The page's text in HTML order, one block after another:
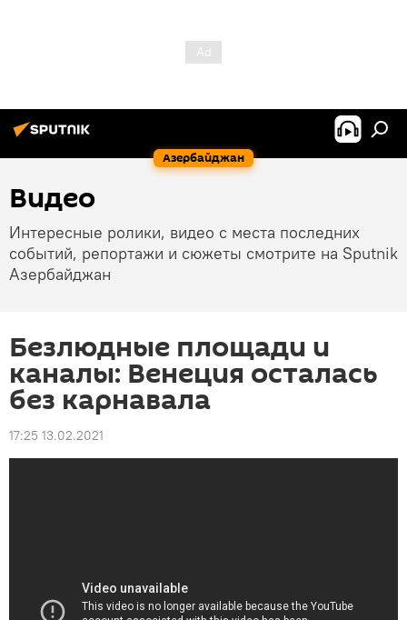
Азербайджан
Видео
Интересные ролики, видео с места последних
событий, репортажи и сюжеты смотрите на Sputnik
Азербайджан
Безлюдные площади и
каналы: Венеция осталась
без карнавала
17:25 13.02.2021